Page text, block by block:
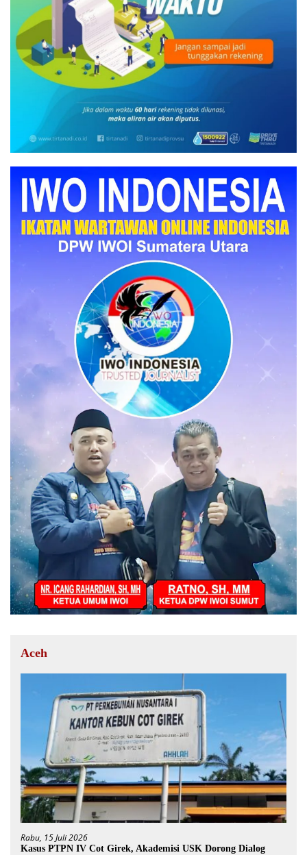
Aceh
Rabu, 15 Juli 2026
Kasus PTPN IV Cot Girek, Akademisi USK Dorong Dialog